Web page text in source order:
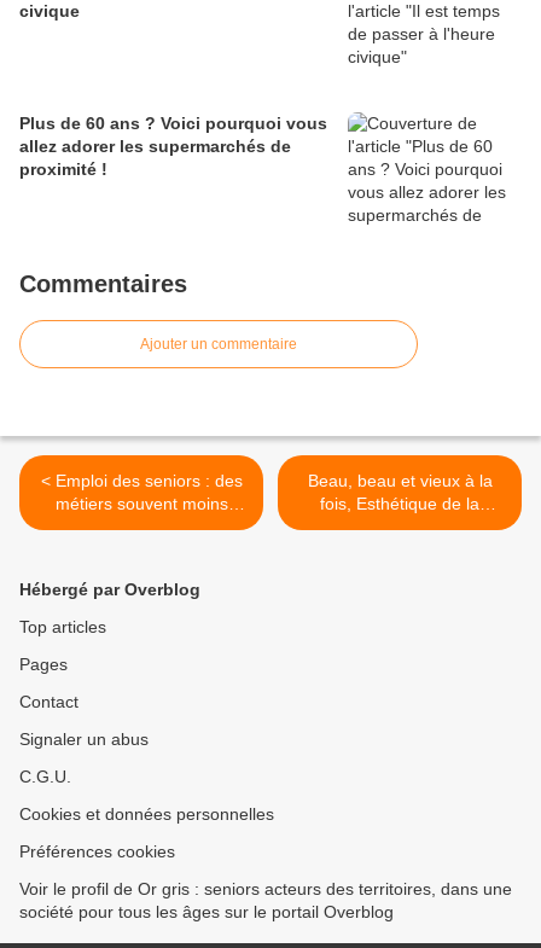
civique
Plus de 60 ans ? Voici pourquoi vous
allez adorer les supermarchés de
proximité !
Commentaires
Ajouter un commentaire
< Emploi des seniors : des
métiers souvent moins
qualifiés
Beau, beau et vieux à la
fois, Esthétique de la
vieillesse … un ouvrage de
Hébergé par Overblog
Top articles
Pages
Contact
Signaler un abus
C.G.U.
Cookies et données personnelles
Préférences cookies
Voir le profil de Or gris : seniors acteurs des territoires, dans une
société pour tous les âges sur le portail Overblog